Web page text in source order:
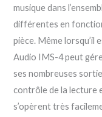
musique dans
différentes en
pièce. Même lorsqu’il
Audio IMS-4 peut
ses nombreuses
contrôle de la lecture
s’opèrent très